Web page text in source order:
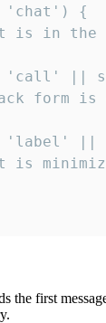
'chat') {
is in the
||
form is
||
is
the first